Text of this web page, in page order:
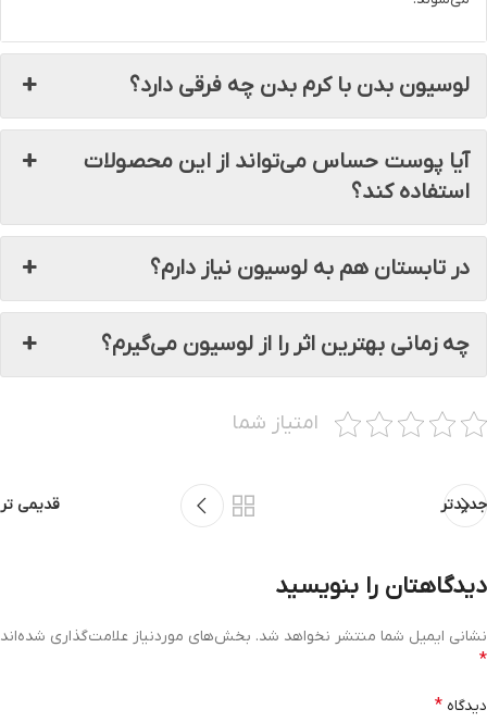
لوسیون بدن با کرم بدن چه فرقی دارد؟
آیا پوست حساس می‌تواند از این محصولات
استفاده کند؟
در تابستان هم به لوسیون نیاز دارم؟
چه زمانی بهترین اثر را از لوسیون می‌گیرم؟
امتیاز شما
جدیدتر قدیمی تر
دیدگاهتان را بنویسید
نشانی ایمیل شما منتشر نخواهد شد. بخش‌های موردنیاز علامت‌گذاری شده‌اند
*
دیدگاه *